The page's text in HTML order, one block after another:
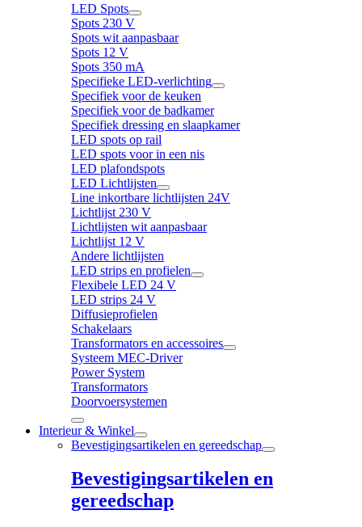
LED Spots
Spots 230 V
Spots wit aanpasbaar
Spots 12 V
Spots 350 mA
Specifieke LED-verlichting
Specifiek voor de keuken
Specifiek voor de badkamer
Specifiek dressing en slaapkamer
LED spots op rail
LED spots voor in een nis
LED plafondspots
LED Lichtlijsten
Line inkortbare lichtlijsten 24V
Lichtlijst 230 V
Lichtlijsten wit aanpasbaar
Lichtlijst 12 V
Andere lichtlijsten
LED strips en profielen
Flexibele LED 24 V
LED strips 24 V
Diffusieprofielen
Schakelaars
Transformators en accessoires
Systeem MEC-Driver
Power System
Transformators
Doorvoersystemen
Interieur & Winkel
Bevestigingsartikelen en gereedschap
Bevestigingsartikelen en
gereedschap